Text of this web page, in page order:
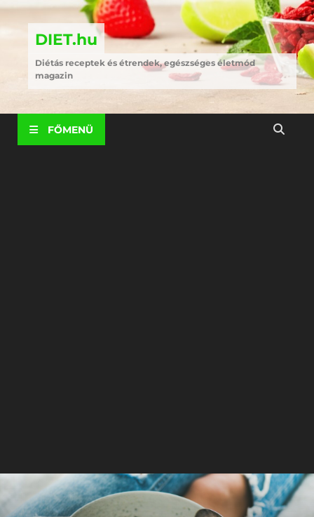
DIET.hu
Diétás receptek és étrendek, egészséges életmód
magazin
FŐMENÜ